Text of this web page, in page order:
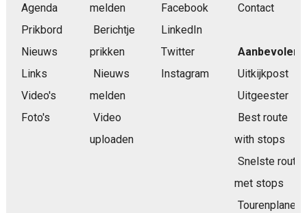
Agenda
Prikbord
Nieuws
Links
Video's
Foto's
melden
Berichtje
prikken
Nieuws
melden
Video
uploaden
Facebook
LinkedIn
Twitter
Instagram
Contact
Aanbevolen
Uitkijkpost
Uitgeester
Best route
with stops
Snelste route
met stops
Tourenplaner